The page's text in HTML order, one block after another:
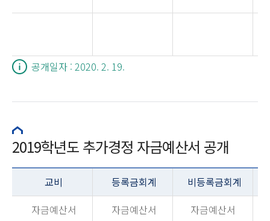
공개일자 : 2020. 2. 19.
2019학년도 추가경정 자금예산서 공개
교비 등록금회계
비등록금회계
자금예산서
자금예산서 자금예산서